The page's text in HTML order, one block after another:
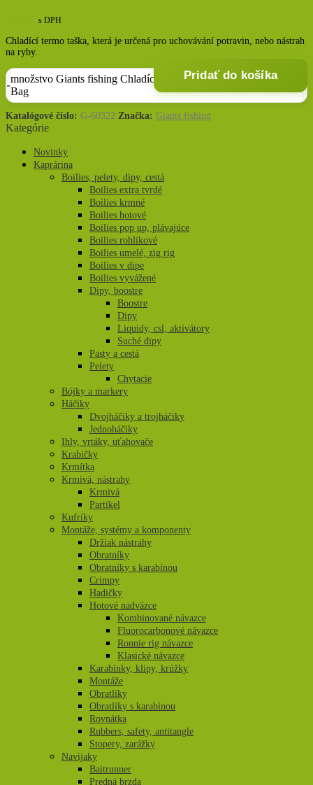
s DPH
Chladící termo taška, která je určená pro uchovávání potravin, nebo nástrah
na ryby.
množstvo Giants fishing Chladící taška Thermo Cooler
Bag
Pridať do košíka
Katalógové číslo: G-60322 Značka: Giants fishing
Kategórie
Novinky
Kaprárina
Boilies, pelety, dipy, cestá
Boilies extra tvrdé
Boilies krmné
Boilies hotové
Boilies pop up, plávajúce
Boilies rohlíkové
Boilies umelé, zig rig
Boilies v dipe
Boilies vyvážené
Dipy, boostre
Boostre
Dipy
Liquidy, csl, aktivátory
Suché dipy
Pasty a cestá
Pelety
Chytacie
Bójky a markery
Háčiky
Dvojháčiky a trojháčiky
Jednoháčiky
Ihly, vrtáky, uťahovače
Krabičky
Krmítka
Krmivá, nástrahy
Krmivá
Partikel
Kufríky
Montáže, systémy a komponenty
Držiak nástrahy
Obratníky
Obratníky s karabínou
Crimpy
Hadičky
Hotové nadväzce
Kombinované návazce
Fluorocarbonové návazce
Ronnie rig návazce
Klasické návazce
Karabínky, klipy, krúžky
Montáže
Obratlíky
Obratlíky s karabínou
Rovnátka
Rubbers, safety, antitangle
Stopery, zarážky
Navijaky
Baitrunner
Predná brzda